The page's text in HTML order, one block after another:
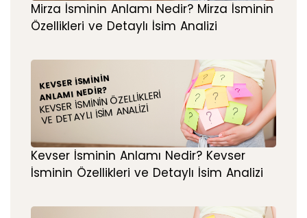
Mirza İsminin Anlamı Nedir? Mirza İsminin
Özellikleri ve Detaylı İsim Analizi
KEVSER İSMININ
ANLAMI NEDIR?
KEVSER İSMININ ÖZELLIKLERI
VE DETAYLI İSIM ANALIZI
Kevser İsminin Anlamı Nedir? Kevser
İsminin Özellikleri ve Detaylı İsim Analizi